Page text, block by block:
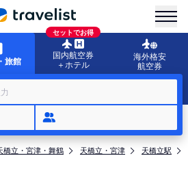
旅館
セットでお得
国内航空券
＋ホテル
海外格安
航空券
橋立・宮津・舞鶴 天橋立・宮津 天橋立駅